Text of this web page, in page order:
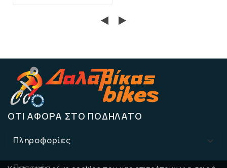
ΌΤΙ ΑΦΟΡΆ ΣΤΟ ΠΟΔΉΛΑΤΟ
Πληροφορίες 